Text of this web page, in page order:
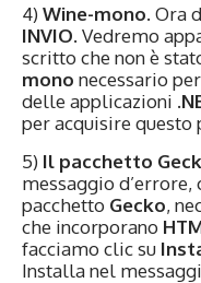
4) Wine-mono. Ora
INVIO. Vedremo
scritto che non è
mono necessario
delle applicazioni
per acquisire questo
5) Il pacchetto
messaggio d’errore,
pacchetto Gecko,
che incorporano
facciamo clic su
Installa nel